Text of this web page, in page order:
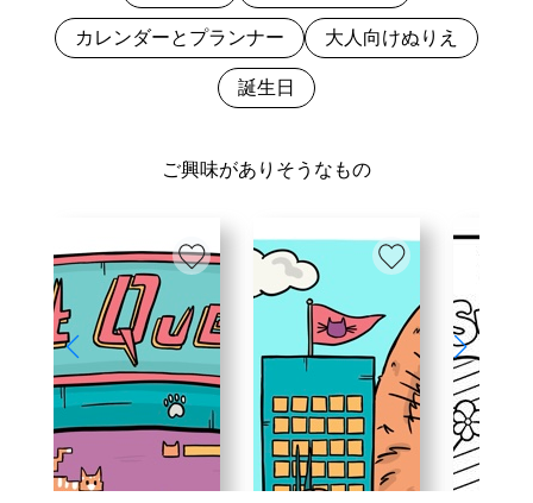
ご興味がありそうなもの
カレンダーとプランナー 大人向けぬりえ
誕生日